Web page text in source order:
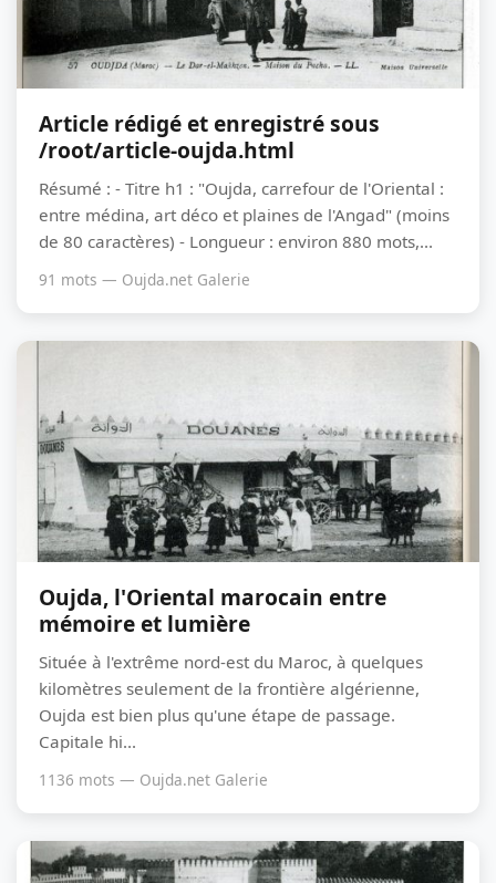
Article rédigé et enregistré sous
/root/article-oujda.html
Résumé : - Titre h1 : "Oujda, carrefour de l'Oriental :
entre médina, art déco et plaines de l'Angad" (moins
de 80 caractères) - Longueur : environ 880 mots,...
91 mots — Oujda.net Galerie
Oujda, l'Oriental marocain entre
mémoire et lumière
Située à l'extrême nord-est du Maroc, à quelques
kilomètres seulement de la frontière algérienne,
Oujda est bien plus qu'une étape de passage.
Capitale hi...
1136 mots — Oujda.net Galerie